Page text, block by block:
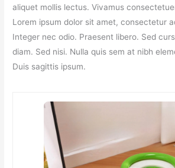
aliquet mollis lectus. Vivamus
Lorem ipsum dolor sit amet, consectetur
Integer nec odio. Praesent libero. Sed
diam. Sed nisi. Nulla quis sem at nibh
Duis sagittis ipsum.